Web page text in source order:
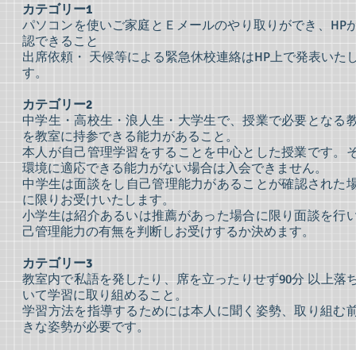
カテゴリー1
パソコンを使いご家庭とＥメールのやり取りができ、HP
認できること
出席依頼・ 天候等による緊急休校連絡はHP上で発表いた
す。
カテゴリー2
中学生・高校生・浪人生・大学生で、授業で必要となる
を教室に持参できる能力があること。
本人が自己管理学習をすることを中心とした授業です。
環境に適応できる能力がない場合は入会できません。
中学生は面談をし自己管理能力があることが確認された
に限りお受けいたします。
小学生は紹介あるいは推薦があった場合に限り面談を行
己管理能力の有無を判断しお受けするか決めます。
カテゴリー3
教室内で私語を発したり、席を立ったりせず90分 以上落
いて学習に取り組めること。
学習方法を指導するためには本人に聞く姿勢、取り組む
きな姿勢が必要です。